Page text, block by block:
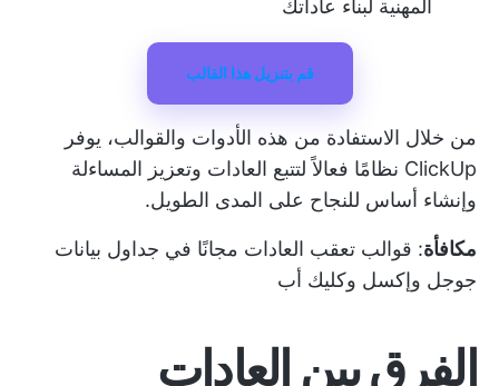
المهنية لبناء عاداتك
قم بتنزيل هذا القالب
من خلال الاستفادة من هذه الأدوات والقوالب، يوفر
ClickUp نظامًا فعالاً لتتبع العادات وتعزيز المساءلة
وإنشاء أساس للنجاح على المدى الطويل.
مكافأة: قوالب تعقب العادات مجانًا في جداول بيانات
جوجل وإكسل وكليك أب
الفرق بين العادات